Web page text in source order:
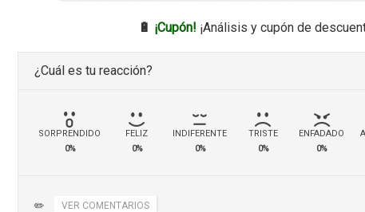
🔋 ¡Cupón! ¡Análisis y cupón de
¿Cuál es tu reacción?
SORPRENDIDO
0%
FELIZ
0%
INDIFERENTE
0%
TRISTE
0%
ENFADADO
0%
✏️ VER COMENTARIOS